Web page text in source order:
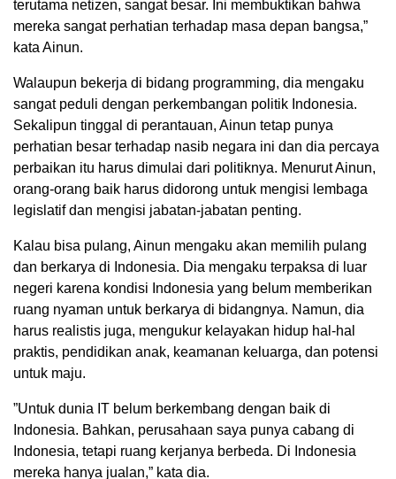
terutama netizen, sangat besar. Ini membuktikan bahwa
mereka sangat perhatian terhadap masa depan bangsa,”
kata Ainun.
Walaupun bekerja di bidang programming, dia mengaku
sangat peduli dengan perkembangan politik Indonesia.
Sekalipun tinggal di perantauan, Ainun tetap punya
perhatian besar terhadap nasib negara ini dan dia percaya
perbaikan itu harus dimulai dari politiknya. Menurut Ainun,
orang-orang baik harus didorong untuk mengisi lembaga
legislatif dan mengisi jabatan-jabatan penting.
Kalau bisa pulang, Ainun mengaku akan memilih pulang
dan berkarya di Indonesia. Dia mengaku terpaksa di luar
negeri karena kondisi Indonesia yang belum memberikan
ruang nyaman untuk berkarya di bidangnya. Namun, dia
harus realistis juga, mengukur kelayakan hidup hal-hal
praktis, pendidikan anak, keamanan keluarga, dan potensi
untuk maju.
”Untuk dunia IT belum berkembang dengan baik di
Indonesia. Bahkan, perusahaan saya punya cabang di
Indonesia, tetapi ruang kerjanya berbeda. Di Indonesia
mereka hanya jualan,” kata dia.